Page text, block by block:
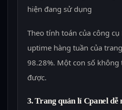
hiện đang sử dụng
Theo tính toán của công
uptime hàng tuần của
98.28%. Một con số không
được.
3. Trang quản lí Cpanel